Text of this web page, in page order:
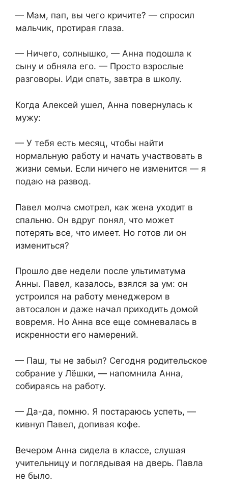
— Мам, пап, вы чего кричите? — спросил
мальчик, протирая глаза.
— Ничего, солнышко, — Анна подошла к
сыну и обняла его. — Просто взрослые
разговоры. Иди спать, завтра в школу.
Когда Алексей ушел, Анна повернулась к
мужу:
— У тебя есть месяц, чтобы найти
нормальную работу и начать участвовать в
жизни семьи. Если ничего не изменится — я
подаю на развод.
Павел молча смотрел, как жена уходит в
спальню. Он вдруг понял, что может
потерять все, что имеет. Но готов ли он
измениться?
Прошло две недели после ультиматума
Анны. Павел, казалось, взялся за ум: он
устроился на работу менеджером в
автосалон и даже начал приходить домой
вовремя. Но Анна все еще сомневалась в
искренности его намерений.
— Паш, ты не забыл? Сегодня родительское
собрание у Лёшки, — напомнила Анна,
собираясь на работу.
— Да-да, помню. Я постараюсь успеть, —
кивнул Павел, допивая кофе.
Вечером Анна сидела в классе, слушая
учительницу и поглядывая на дверь. Павла
не было.